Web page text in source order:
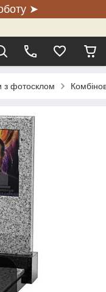
➤
з фотосклом